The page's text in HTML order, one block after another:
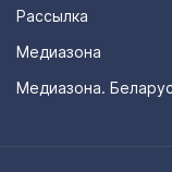
Рассылка
Медиазона
Медиазона.